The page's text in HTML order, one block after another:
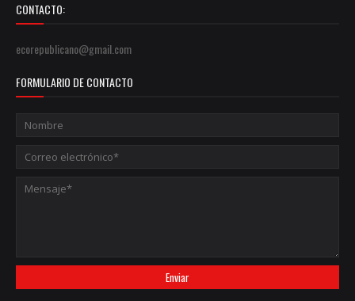
CONTACTO:
ecorepublicano@gmail.com
FORMULARIO DE CONTACTO